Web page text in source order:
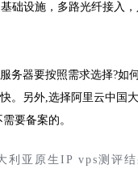
础设施，多路光纤接入
务器要按照需求选择?如
。另外,选择阿里云中国
要备案的。
利亚原生IP vps测评